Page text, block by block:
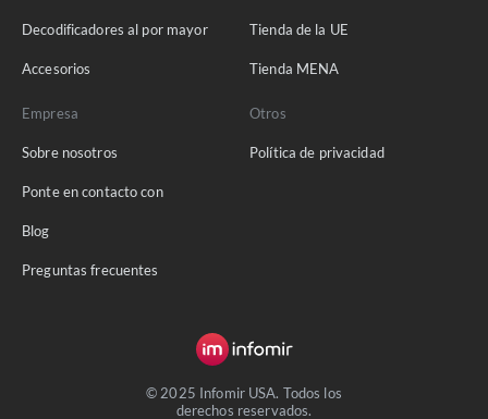
Decodificadores al por mayor
Accesorios
Tienda de la UE
Tienda MENA
Empresa
Sobre nosotros
Ponte en contacto con
Blog
Preguntas frecuentes
Otros
Política de privacidad
© 2025 Infomir USA. Todos los
derechos reservados.